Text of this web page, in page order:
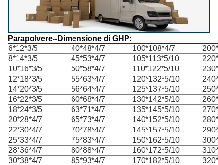
Parapolvere--Dimensione di GHP:
6*12*3/5
40*48*4/7 100*108*4/7
8*14*3/5
45*53*4/7 105*113*5/10
10*16*3/5
50*58*4/7 110*122*5/10
12*18*3/5
55*63*4/7 120*132*5/10
14*20*3/5
56*64*4/7 125*137*5/10
16*22*3/5
60*68*4/7 130*142*5/10
18*24*3/5
63*71*4/7 135*145*5/10
20*28*4/7
65*73*4/7 140*152*5/10
22*30*4/7
70*78*4/7 145*157*5/10
25*33*4/7
75*83*4/7 150*162*5/10
28*36*4/7
80*88*4/7 160*172*5/10
30*38*4/7
85*93*4/7 170*182*5/10